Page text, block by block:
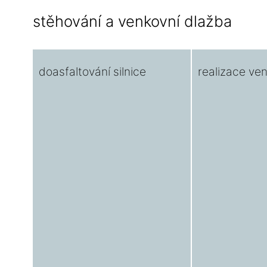
stěhování a venkovní dlažba
doasfaltování silnice realizace